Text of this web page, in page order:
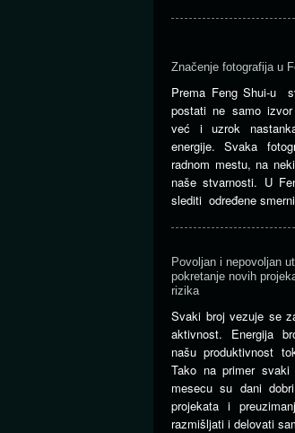
Značenje fotografija u
Prema Feng Shui-u
postati ne samo
već i uzrok
energije. Svaka
radnom mestu, na
naše stvarnosti. U
slediti određene
Povoljan i nepovoljan
pokretanje novih
rizika
Svaki broj vezuje se
aktivnost. Energija
našu produktivnost
Tako na primer
mesecu su dani
projekata i
razmišljati i delovati